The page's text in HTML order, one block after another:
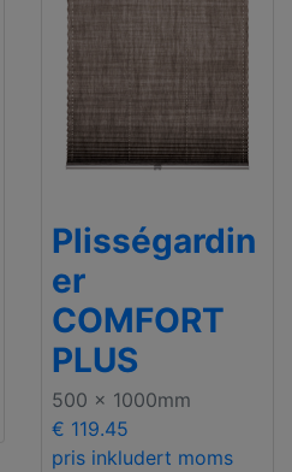
Plisségardin
er
COMFORT
PLUS
500 x 1000mm
€ 119.45
pris inkludert moms